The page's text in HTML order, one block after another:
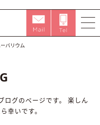
バリウム
グのページです。
楽しん
幸いです。